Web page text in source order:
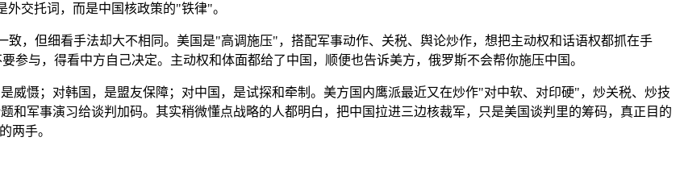
交托词，而是中国核政策的"铁律"。
，但细看手法却大不相同。美国是"高调施压"，搭配军事动作、关税、舆论炒作，想把主动权和话语权都抓在手
参与，得看中方自己决定。主动权和体面都给了中国，顺便也告诉美方，俄罗斯不会帮你施压中国。
威慑；对韩国，是盟友保障；对中国，是试探和牵制。美方国内鹰派最近又在炒作"对中软、对印硬"，炒关税、炒技
军事演习给谈判加码。其实稍微懂点战略的人都明白，把中国拉进三边核裁军，只是美国谈判里的筹码，真正目的
两手。